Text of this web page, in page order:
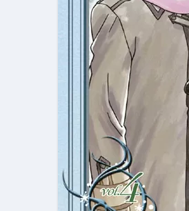
【トマ
フェノ
フェノ
2026
今年一
イタリ
イタリ